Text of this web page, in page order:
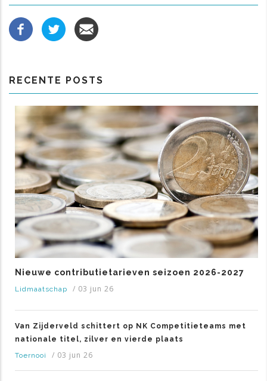
RECENTE POSTS
Nieuwe contributietarieven seizoen 2026-2027
Lidmaatschap / 03 jun 26
Van Zijderveld schittert op NK Competitieteams met
nationale titel, zilver en vierde plaats
Toernooi
/ 03 jun 26